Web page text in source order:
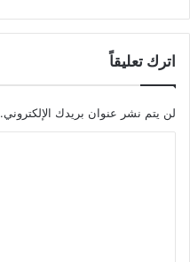
اترك تعليقاً
لن يتم نشر عنوان بريدك الإلكتروني.